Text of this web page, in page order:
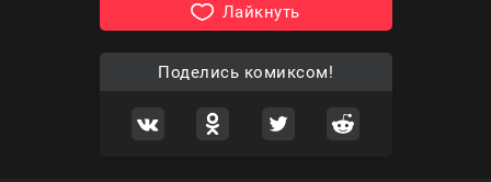
Лайкнуть
Поделись комиксом!